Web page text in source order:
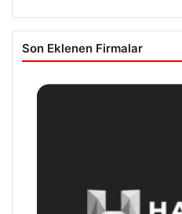
Son Eklenen Firmalar